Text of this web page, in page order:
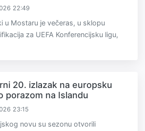
22:49
u Mostaru je večeras, u sklopu
za UEFA Konferencijsku ligu,
20. izlazak na europsku
porazom na Islandu
23:15
novu su sezonu otvorili